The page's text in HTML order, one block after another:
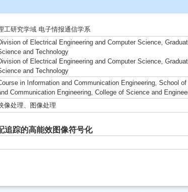
工研究学域 电子情报通信学系
of Electrical Engineering and Computer Science,
and Technology
of Electrical Engineering and Computer Science,
and Technology
in Information and Communication Engineering, School
Communication Engineering, College of Science and
像处理、图像处理
追踪的高能效图像符号化